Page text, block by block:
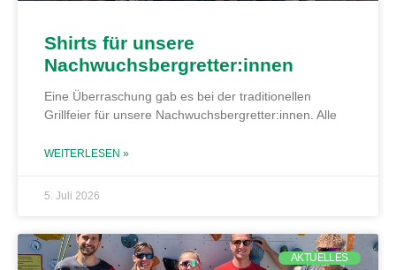
Shirts für unsere
Nachwuchsbergretter:innen
Eine Überraschung gab es bei der traditionellen
Grillfeier für unsere Nachwuchsbergretter:innen. Alle
WEITERLESEN »
5. Juli 2026
AKTUELLES